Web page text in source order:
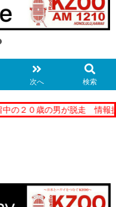
次へ 検索
２０歳の男が脱走 情報提